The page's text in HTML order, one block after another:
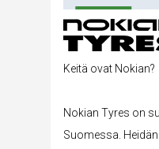
Keitä ovat Nokian?
Nokian Tyres on
Suomessa. Heidän